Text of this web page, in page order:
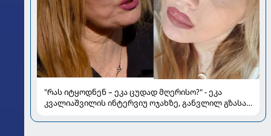
"რას იტყოდნენ – ეკა ცუდად მღერისო?" - ეკა
კვალიაშვილის ინტერვიუ ოჯახზე, განვლილ გზასა